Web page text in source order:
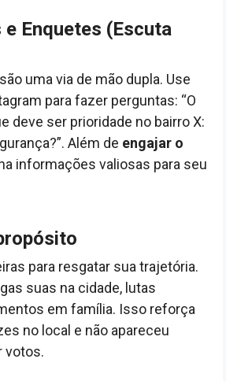
Enquetes (Escuta
uma via de mão dupla. Use
para fazer perguntas: “O
deve ser prioridade no bairro X:
Além de engajar o
informações valiosas para seu
para resgatar sua trajetória.
suas na cidade, lutas
em família. Isso reforça
no local e não apareceu
votos.